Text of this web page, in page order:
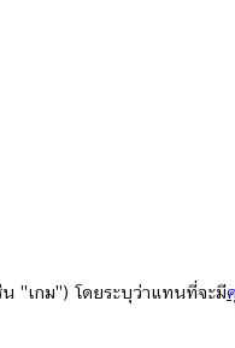
"เกม") โดยระบุว่าแทนที่จะมี